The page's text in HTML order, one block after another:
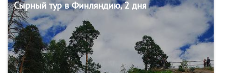
Сырный тур в Финляндию, 2 дня